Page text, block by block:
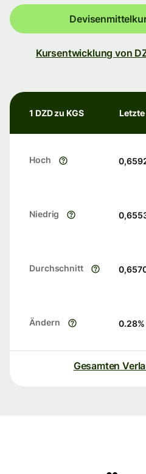
Kursentwicklung von
1 DZD zu KGS Letzte
Hoch
Niedrig
Durchschnitt
Ändern 0.28%
Gesamten